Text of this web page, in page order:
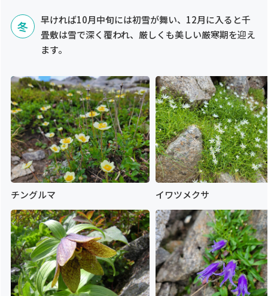
冬
早ければ10月中旬には初雪が舞い、12月に入ると千
畳敷は雪で深く覆われ、厳しくも美しい厳寒期を迎え
ます。
チングルマ イワツメクサ